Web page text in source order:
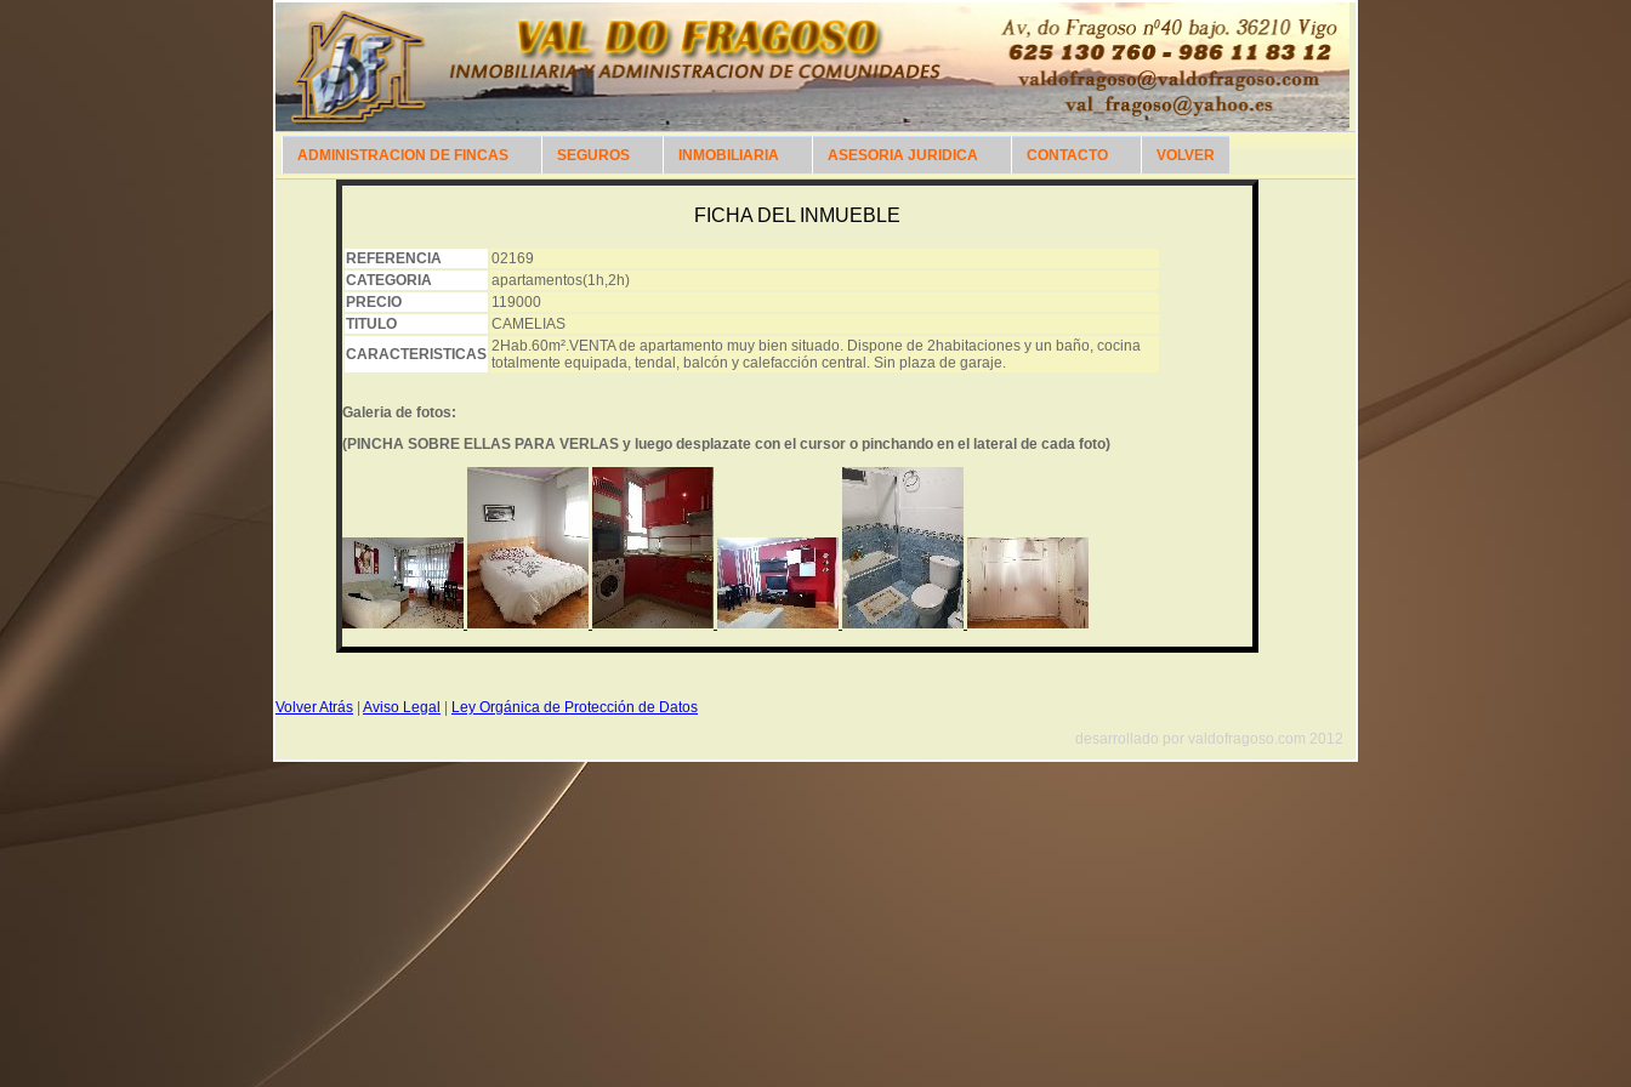
ADMINISTRACION DE FINCAS SEGUROS INMOBILIARIA ASESORIA JURIDICA CONTACTO VOLVER
FICHA DEL INMUEBLE
REFERENCIA
02169
CATEGORIA
apartamentos(1h,2h)
PRECIO
119000
TITULO
CAMELIAS
CARACTERISTICAS 2Hab.60m².VENTA de apartamento muy bien situado. Dispone de 2habitaciones y un baño, cocina
totalmente equipada, tendal, balcón y calefacción central. Sin plaza de garaje.
Galeria de fotos:
(PINCHA SOBRE ELLAS PARA VERLAS y luego desplazate con el cursor o pinchando en el lateral de cada foto)
Volver Atrás Aviso Legal
Ley Orgánica de Protección de Datos
desarrollado por valdofragoso.com 2012